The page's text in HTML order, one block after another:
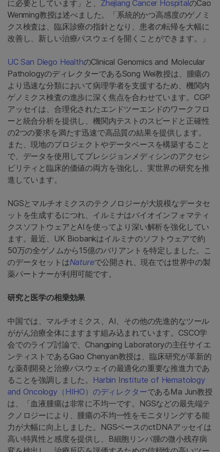
に必要としています」と、 Zhejiang Cancer HospitalのCao
Wenming教授は述べました。「系統的かつ高感度のゲノミ
クス検査は、臨床診療の指針となり、患者の転帰を大幅に
改善し、新しい治療パスウェイを開くことができます。」
UC San Diego HealthのClinical Genomics and Molecular
PathologyのディレクターであるSong Wei教授は、腫瘍の
より迅速な分類において病理学者を支援するため、機関内
ゲノミクス検査の進歩に深く焦点を合わせています。CGP
アッセイは、合理化されたエンドツーエンドのワークフロ
ーと統合分析を提供し、機関内テストのスピードと正確性
の2つの要求を満たす迅速で高品質の結果を提供します。
また、現地のプロジェクトやデータベースを構築すること
で、データを使用してプレシジョンメディシンのアクセシ
ビリティと臨床的価値の両方を強化し、実世界の研究を推
進しています。
NGSとマルチオミクスのテクノロジーが大規模なデータセ
ットを生成するにつれ、イルミナはバイオインフォマティ
クスソフトウェアとAIを使ってより深い解析を強化してい
ます。最近、UK Biobankはイルミナのソフトウェアで約
50万の全ゲノムから15億のバリアントを特定しました。こ
のデータセットはNatureで公開され、現在では世界中の製
薬パートナーが利用可能です。
研究と医学の相乗効果
中国では、マルチオミクス、AI、その他の先進的なツール
ががん治療全体にますます組み込まれています。CSCO学
会でのライブ討論で、Changping Laboratoryの主任サイエ
ンティストであるGao Chenyan教授は、臨床研究が革新的
な薬剤開発と治療パスウェイの最適化の重要な推進力であ
ることを強調しました。 Harbin Institute of Hematology
and Oncology（HIHO）のディレクターであるMa Jun教授
は、「血液腫瘍は非常に不均一です。NGSなどの最先端テ
クノロジーにより、腫瘍の不均一性をモニタリングする能
力が大幅に向上しました。NGSベースのctDNAアッセイは
高い特異性と感度を提供し、B細胞リンパ腫の微小残存病